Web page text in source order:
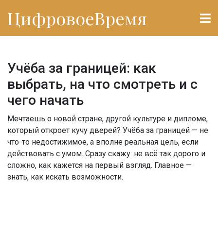
ЦифровоеВремя
Учёба за границей: как
выбрать, на что смотреть и с
чего начать
Мечтаешь о новой стране, другой культуре и дипломе,
который откроет кучу дверей? Учёба за границей — не
что-то недостижимое, а вполне реальная цель, если
действовать с умом. Сразу скажу: не всё так дорого и
сложно, как кажется на первый взгляд. Главное —
знать, как искать возможности.